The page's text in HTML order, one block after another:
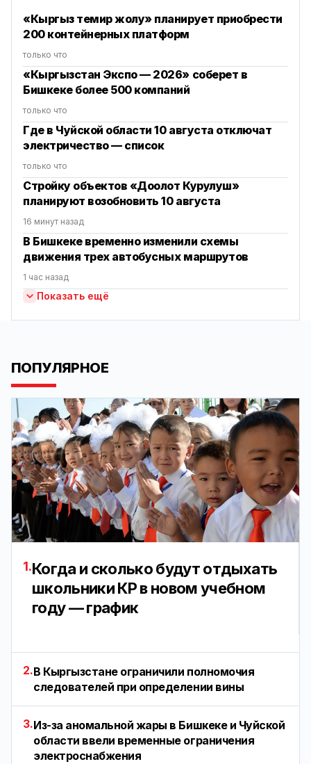
«Кыргыз темир жолу» планирует приобрести
200 контейнерных платформ
только что
«Кыргызстан Экспо — 2026» соберет в
Бишкеке более 500 компаний
только что
Где в Чуйской области 10 августа отключат
электричество — список
только что
Стройку объектов «Доолот Курулуш»
планируют возобновить 10 августа
16 минут назад
В Бишкеке временно изменили схемы
движения трех автобусных маршрутов
1 час назад
Показать ещё
ПОПУЛЯРНОЕ
1.Когда и сколько будут отдыхать
школьники КР в новом учебном
году — график
2.В Кыргызстане ограничили полномочия
следователей при определении вины
3.Из-за аномальной жары в Бишкеке и Чуйской
области ввели временные ограничения
электроснабжения